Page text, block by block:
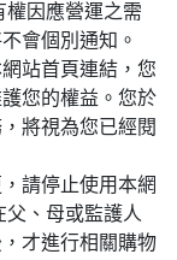
權因應營運之需
會個別通知。
站首頁連結，您
您的權益。您於
將視為您已經閱
請停止使用本網
、母或監護人
才進行相關購物